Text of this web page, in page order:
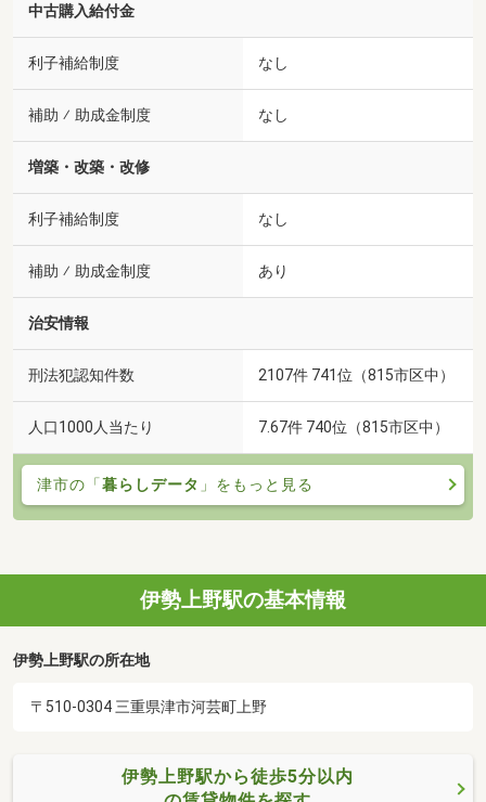
中古購入給付金
利子補給制度 なし
補助 ⁄ 助成金制度 なし
増築・改築・改修
利子補給制度 なし
補助 ⁄ 助成金制度 あり
治安情報
刑法犯認知件数 2107件 741位（815市区中）
人口1000人当たり 7.67件 740位（815市区中）
津市の「暮らしデータ 」をもっと見る
伊勢上野駅の基本情報
伊勢上野駅の所在地
〒510-0304 三重県津市河芸町上野
伊勢上野駅から徒歩5分以内